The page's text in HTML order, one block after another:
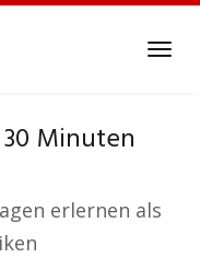
Minuten
erlernen als